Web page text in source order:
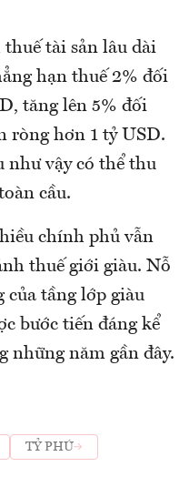
tài sản lâu dài
hạn thuế 2% đối
tăng lên 5% đối
ròng hơn 1 tỷ USD.
như vậy có thể thu
cầu.
chính phủ vẫn
thuế giới giàu. Nỗ
của tầng lớp giàu
bước tiến đáng kể
những năm gần đây.
TỶ PHÚ